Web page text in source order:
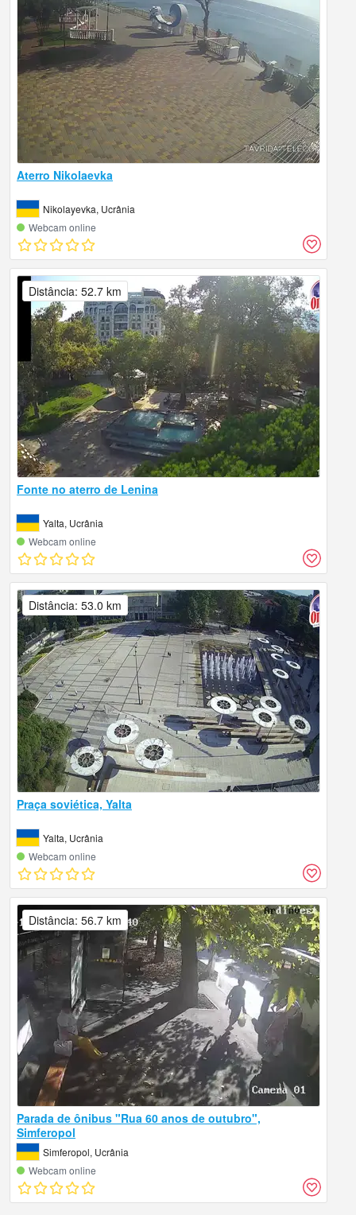
Aterro Nikolaevka
Nikolayevka, Ucrânia
Webcam online
Fonte no aterro de Lenina
Yalta, Ucrânia
Webcam online
Distância: 52.7 km
Praça soviética, Yalta
Yalta, Ucrânia
Webcam online
Distância: 53.0 km
Parada de ônibus "Rua 60 anos de outubro",
Simferopol
Simferopol, Ucrânia
Webcam online
Distância: 56.7 km